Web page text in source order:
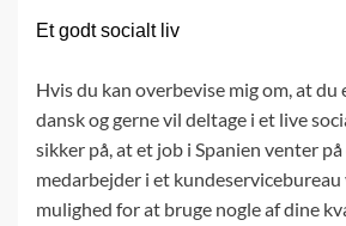
Et godt socialt liv
Hvis du kan overbevise mig om, at du
dansk og gerne vil deltage i et live
sikker på, at et job i Spanien venter på
medarbejder i et kundeservicebureau
mulighed for at bruge nogle af dine